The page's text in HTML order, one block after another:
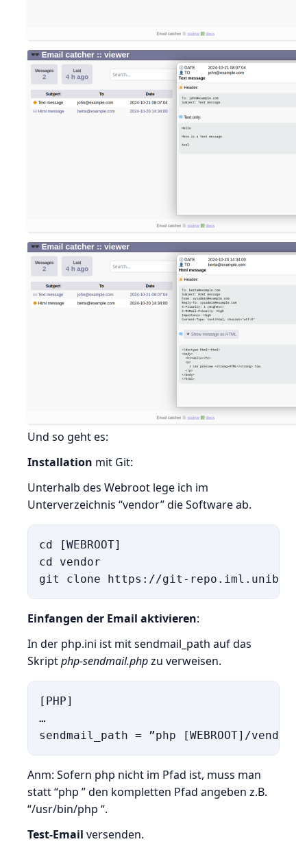
Und so geht es:
Installation mit Git:
Unterhalb des Webroot lege ich im
Unterverzeichnis “vendor” die Software ab.
cd [WEBROOT]
cd vendor
Einfangen der Email aktivieren:
In der php.ini ist mit sendmail_path auf das
Skriptphp-sendmail.phpzu verweisen.
[PHP]
…
Anm: Sofern php nicht im Pfad ist, muss man
statt “php ” den kompletten Pfad angeben z.B.
“/usr/bin/php “.
Test-Email versenden.